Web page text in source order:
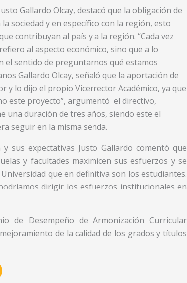
Gallardo Olcay, destacó que la obligación de
sociedad y en específico con la región, esto
contribuyan al país y a la región. “Cada vez
al aspecto económico, sino que a lo
el sentido de preguntarnos qué estamos
Gallardo Olcay, señaló que la aportación de
y lo dijo el propio Vicerrector Académico, ya que
este proyecto”, argumentó el directivo,
una duración de tres años, siendo este el
seguir en la misma senda.
sus expectativas Justo Gallardo comentó que
y facultades maximicen sus esfuerzos y se
que en definitiva son los estudiantes.
dirigir los esfuerzos institucionales en
de Desempeño de Armonización Curricular
de la calidad de los grados y títulos